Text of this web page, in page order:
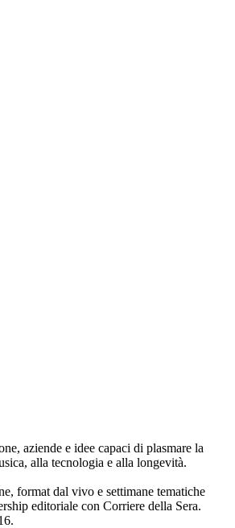
aziende e idee capaci di plasmare la
alla tecnologia e alla longevità.
format dal vivo e settimane tematiche
editoriale con Corriere della Sera.